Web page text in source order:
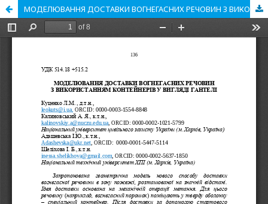
МОДЕЛЮВАННЯ ДОСТАВКИ ВОГНЕГАСНИХ РЕЧОВИН З ВИКОРИСТАННЯМ КОНТЕЙНЕРІВ У ВИГЛЯДІ ГАНТЕЛІ